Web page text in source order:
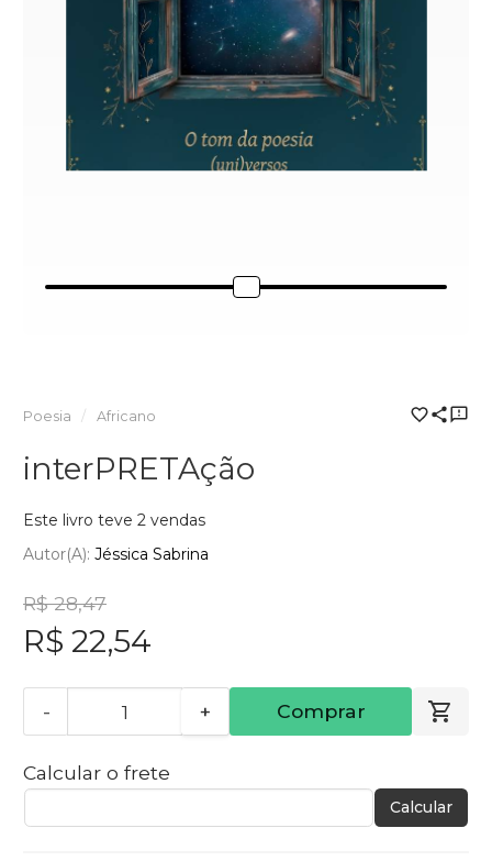
Poesia Africano
interPRETAção
Este livro teve 2 vendas
Autor(a): Jéssica Sabrina
R$ 28,47
R$ 22,54
- + Comprar
Calcular o frete
Calcular